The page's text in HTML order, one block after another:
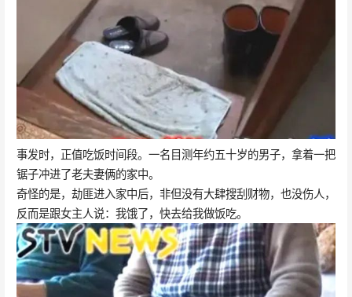
事发时，正值吃饭时间段。一名目测年约五十岁的男子，拿着一把
锯子冲进了老夫妻俩的家中。
奇怪的是，劫匪进入家中后，非但没有大肆搜刮财物，也没伤人，
反而是跟女主人说：我饿了，快去给我做饭吃。